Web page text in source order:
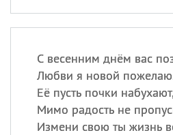
С весенним днём вас
Любви я новой
Её пусть почки
Мимо радость не
Измени свою ты жизнь